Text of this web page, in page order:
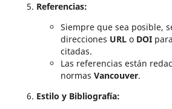
Referencias:
Siempre que sea posible,
direcciones URLo DOI
citadas.
Las referencias están
normas Vancouver.
Estilo y Bibliografía: